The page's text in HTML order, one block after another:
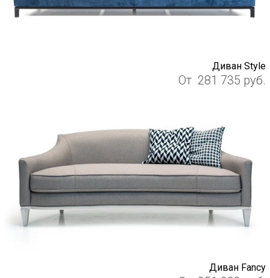
Диван Style
От 281 735 руб.
Диван Fancy